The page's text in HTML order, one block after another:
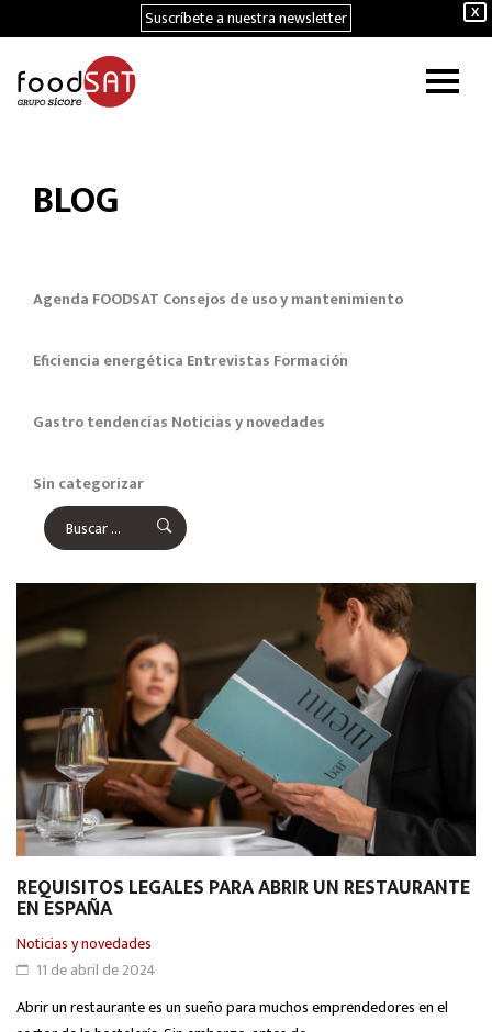
X
Suscríbete a nuestra newsletter
BLOG
Agenda FOODSAT Consejos de uso y mantenimiento
Eficiencia energética Entrevistas Formación
Gastro tendencias Noticias y novedades
Sin categorizar
REQUISITOS LEGALES PARA ABRIR UN RESTAURANTE
EN ESPAÑA
Noticias y novedades
11 de abril de 2024
Abrir un restaurante es un sueño para muchos emprendedores en el